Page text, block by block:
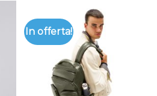
In offerta!